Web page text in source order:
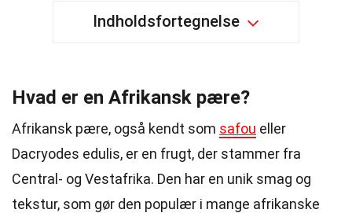
Indholdsfortegnelse
Hvad er en Afrikansk pære?
Afrikansk pære, også kendt som safou eller
Dacryodes edulis, er en frugt, der stammer fra
Central- og Vestafrika. Den har en unik smag og
tekstur, som gør den populær i mange afrikanske